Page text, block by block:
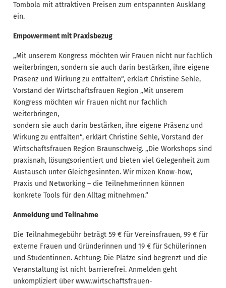
Tombola mit attraktiven Preisen zum entspannten Ausklang
ein.
Empowerment mit Praxisbezug
„Mit unserem Kongress möchten wir Frauen nicht nur fachlich
weiterbringen, sondern sie auch darin bestärken, ihre eigene
Präsenz und Wirkung zu entfalten“, erklärt Christine Sehle,
Vorstand der Wirtschaftsfrauen Region „Mit unserem
Kongress möchten wir Frauen nicht nur fachlich
weiterbringen,
sondern sie auch darin bestärken, ihre eigene Präsenz und
Wirkung zu entfalten“, erklärt Christine Sehle, Vorstand der
Wirtschaftsfrauen Region Braunschweig. „Die Workshops sind
praxisnah, lösungsorientiert und bieten viel Gelegenheit zum
Austausch unter Gleichgesinnten. Wir mixen Know-how,
Praxis und Networking – die Teilnehmerinnen können
konkrete Tools für den Alltag mitnehmen.“
Anmeldung und Teilnahme
Die Teilnahmegebühr beträgt 59 € für Vereinsfrauen, 99 € für
externe Frauen und Gründerinnen und 19 € für Schülerinnen
und Studentinnen. Achtung: Die Plätze sind begrenzt und die
Veranstaltung ist nicht barrierefrei. Anmelden geht
unkompliziert über www.wirtschaftsfrauen-